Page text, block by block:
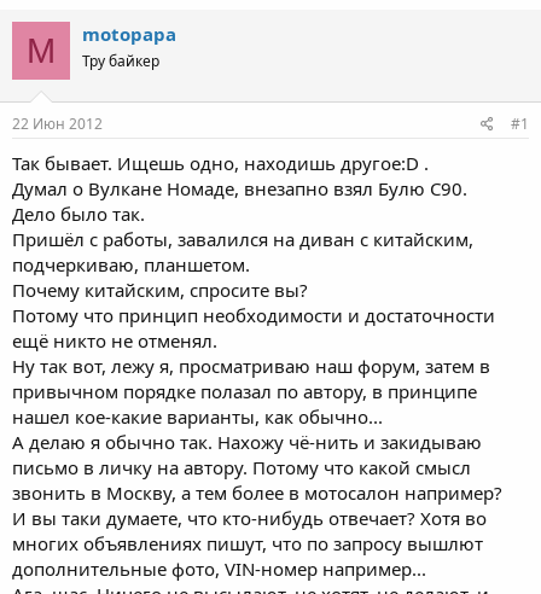
M motopapa
Тру байкер
22 Июн 2012 #1
Так бывает. Ищешь одно, находишь другое:D .
Думал о Вулкане Номаде, внезапно взял Булю С90.
Дело было так.
Пришёл с работы, завалился на диван с китайским,
подчеркиваю, планшетом.
Почему китайским, спросите вы?
Потому что принцип необходимости и достаточности
ещё никто не отменял.
Ну так вот, лежу я, просматриваю наш форум, затем в
привычном порядке полазал по автору, в принципе
нашел кое-какие варианты, как обычно...
А делаю я обычно так. Нахожу чё-нить и закидываю
письмо в личку на автору. Потому что какой смысл
звонить в Москву, а тем более в мотосалон например?
И вы таки думаете, что кто-нибудь отвечает? Хотя во
многих объявлениях пишут, что по запросу вышлют
дополнительные фото, VIN-номер например...